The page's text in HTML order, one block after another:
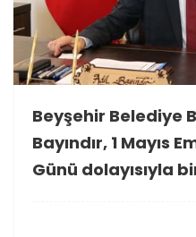
Beyşehir Belediye
Bayındır, 1 Mayıs
Günü dolayısıyla